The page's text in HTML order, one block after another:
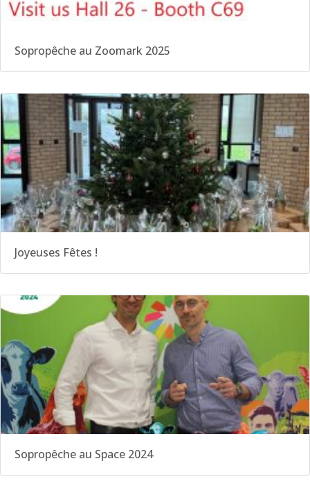
Sopropêche au Zoomark 2025
Joyeuses Fêtes !
Sopropêche au Space 2024